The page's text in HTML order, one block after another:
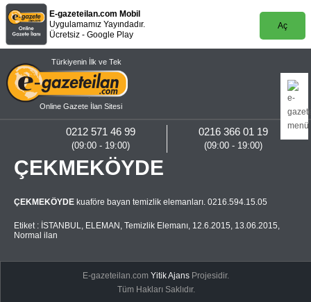
E-gazeteilan.com Mobil
Uygulamamız Yayındadır.
Ücretsiz - Google Play
Aç
Türkiyenin İlk ve Tek
Online Gazete İlan Sitesi
0216 366 01 19
(09:00 - 19:00)
0212 571 46 99
(09:00 - 19:00)
ÇEKMEKÖYDE
ÇEKMEKÖYDE kuaföre bayan temizlik elemanları. 0216.594.15.05
Etiket : İSTANBUL, ELEMAN , Temizlik Elemanı, 12.6.2015, 13.06.2015,
Normal ilan
E-gazeteilan.comYitik Ajans Projesidir.
Tüm Hakları Saklıdır.